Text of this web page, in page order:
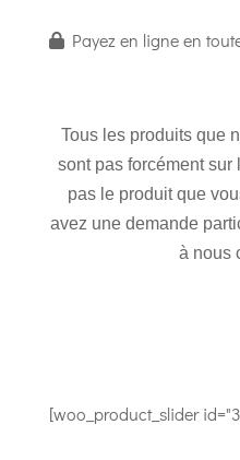
Payez en ligne en
Tous les produits que
sont pas forcément sur
pas le produit que
avez une demande
à nous
[woo_product_slider